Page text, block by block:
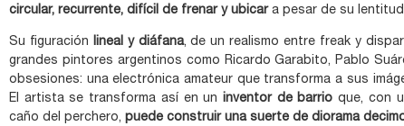
circular, recurrente, difícil de frenar y ubicar a pesar de su
Su figuración lineal y diáfana, de un realismo entre freak y
grandes pintores argentinos como Ricardo Garabito, Pablo
obsesiones: una electrónica amateur que transforma a sus
El artista se transforma así en un inventor de barrio que, con
caño del perchero, puede construir una suerte de diorama